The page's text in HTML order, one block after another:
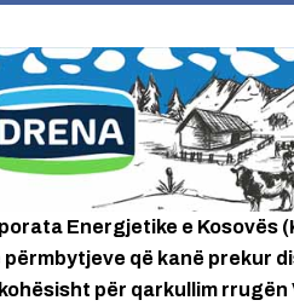
Energjetike e Kosovës
përmbytjeve që kanë prekur
për qarkullim rrugën